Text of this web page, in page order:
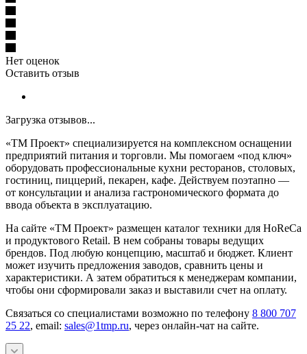
Нет оценок
Оставить отзыв
Загрузка отзывов...
«ТМ Проект» специализируется на комплексном оснащении
предприятий питания и торговли. Мы помогаем «под ключ»
оборудовать профессиональные кухни ресторанов, столовых,
гостиниц, пиццерий, пекарен, кафе. Действуем поэтапно —
от консультации и анализа гастрономического формата до
ввода объекта в эксплуатацию.
На сайте «ТМ Проект» размещен каталог техники для HoReCa
и продуктового Retail. В нем собраны товары ведущих
брендов. Под любую концепцию, масштаб и бюджет. Клиент
может изучить предложения заводов, сравнить цены и
характеристики. А затем обратиться к менеджерам компании,
чтобы они сформировали заказ и выставили счет на оплату.
Связаться со специалистами возможно по телефону 8 800 707
25 22, email: sales@1tmp.ru, через онлайн-чат на сайте.